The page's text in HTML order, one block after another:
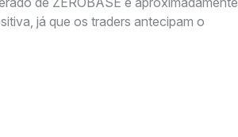
já que os traders antecipam o